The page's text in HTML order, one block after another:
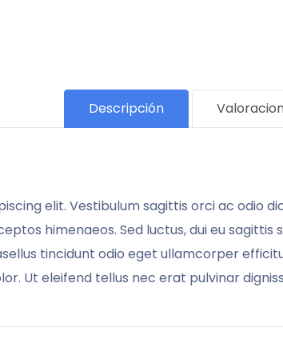
Descripción
elit. Vestibulum sagittis orci ac odio
himenaeos. Sed luctus, dui eu
tincidunt odio eget ullamcorper
Ut eleifend tellus nec erat pulvinar